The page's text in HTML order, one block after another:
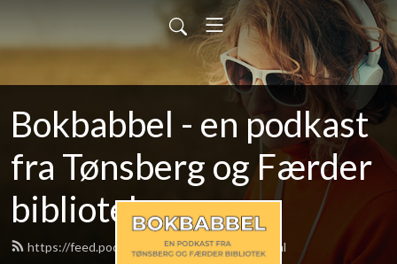
Bokbabbel - en podkast
fra Tønsberg og Færder
bibliotek
https://feed.podbean.com/bokbabbel/feed.xml